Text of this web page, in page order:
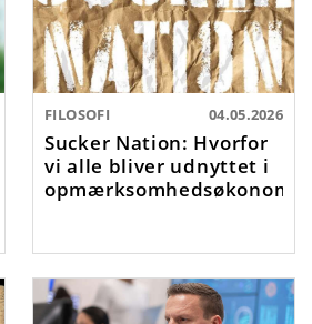
FILOSOFI 04.05.2026
Sucker Nation: Hvorfor
vi alle bliver udnyttet i
opmærksomhedsøkonomien